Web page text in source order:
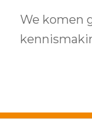
We komen